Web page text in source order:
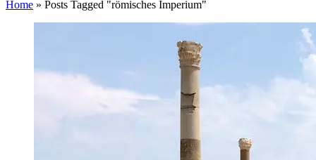
Home » Posts Tagged "römisches Imperium"